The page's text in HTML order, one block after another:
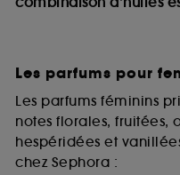
Les parfums pour
Les parfums féminins
notes florales, fruitées,
hespéridées et
chez Sephora :